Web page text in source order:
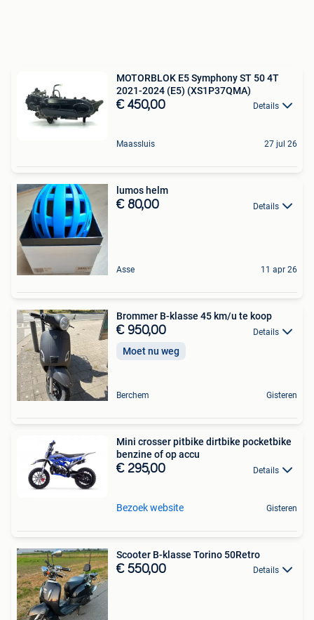
MOTORBLOK E5 Symphony ST 50 4T
2021-2024 (E5) (XS1P37QMA)
€ 450,00 Details
Maassluis 27 jul 26
lumos helm
€ 80,00 Details
Asse 11 apr 26
Brommer B-klasse 45 km/u te koop
€ 950,00 Details
Moet nu weg
Berchem Gisteren
Mini crosser pitbike dirtbike pocketbike
benzine of op accu
€ 295,00 Details
Bezoek website Gisteren
Scooter B-klasse Torino 50Retro
€ 550,00 Details